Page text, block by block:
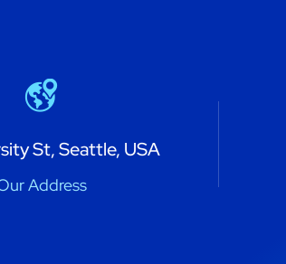
St, Seattle, USA
Address